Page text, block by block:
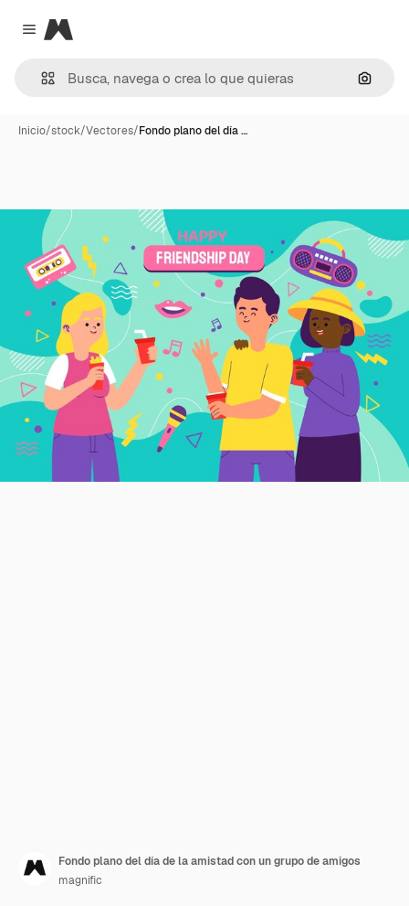
Close menu
Magnific
Inicio/stock/Vectores/Fondo plano del día …
Fondo plano del día de la amistad con un grupo de amigos
magnific